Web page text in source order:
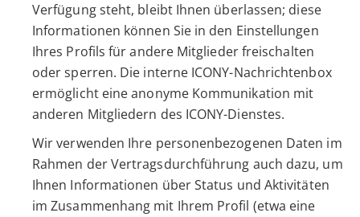
Verfügung steht, bleibt Ihnen überlassen; diese
Informationen können Sie in den Einstellungen
Ihres Profils für andere Mitglieder freischalten
oder sperren. Die interne ICONY-Nachrichtenbox
ermöglicht eine anonyme Kommunikation mit
anderen Mitgliedern des ICONY-Dienstes.
Wir verwenden Ihre personenbezogenen Daten im
Rahmen der Vertragsdurchführung auch dazu, um
Ihnen Informationen über Status und Aktivitäten
im Zusammenhang mit Ihrem Profil (etwa eine